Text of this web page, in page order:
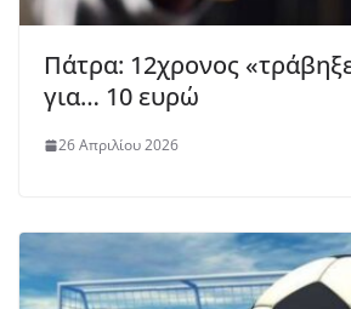
Πάτρα: 12χρονος
για… 10 ευρώ
26 Απριλίου 2026